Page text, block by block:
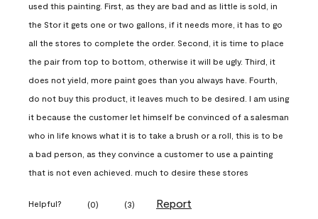
used this painting. First, as they are bad and as little is sold, in
the Stor it gets one or two gallons, if it needs more, it has to go
all the stores to complete the order. Second, it is time to place
the pair from top to bottom, otherwise it will be ugly. Third, it
does not yield, more paint goes than you always have. Fourth,
do not buy this product, it leaves much to be desired. I am using
it because the customer let himself be convinced of a salesman
who in life knows what it is to take a brush or a roll, this is to be
a bad person, as they convince a customer to use a painting
that is not even achieved. much to desire these stores
Helpful? (0) (3) Report